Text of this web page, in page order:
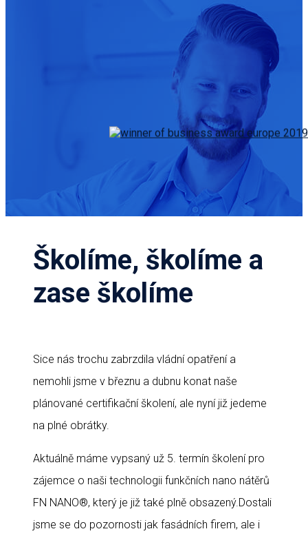
Školíme, školíme a
zase školíme
Sice nás trochu zabrzdila vládní opatření a
nemohli jsme v březnu a dubnu konat naše
plánované certifikační školení, ale nyní již jedeme
na plné obrátky.
Aktuálně máme vypsaný už 5. termín školení pro
zájemce o naši technologii funkčních nano nátěrů
FN NANO®, který je již také plně obsazený.Dostali
jsme se do pozornosti jak fasádních firem, ale i